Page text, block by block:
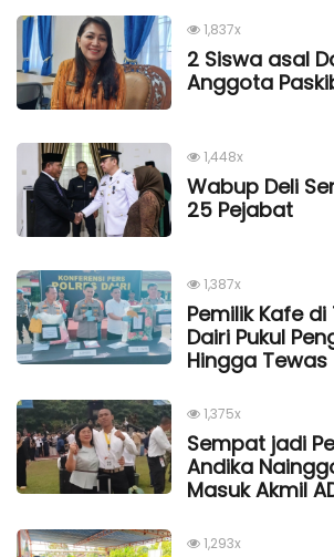
1,837x
2 Siswa asal
Anggota
1,448x
Wabup Deli
25 Pejabat
1,387x
Pemilik Kafe
Dairi Pukul
Hingga Tewas
1,375x
Sempat jadi
Andika
Masuk Akmil
1,293x